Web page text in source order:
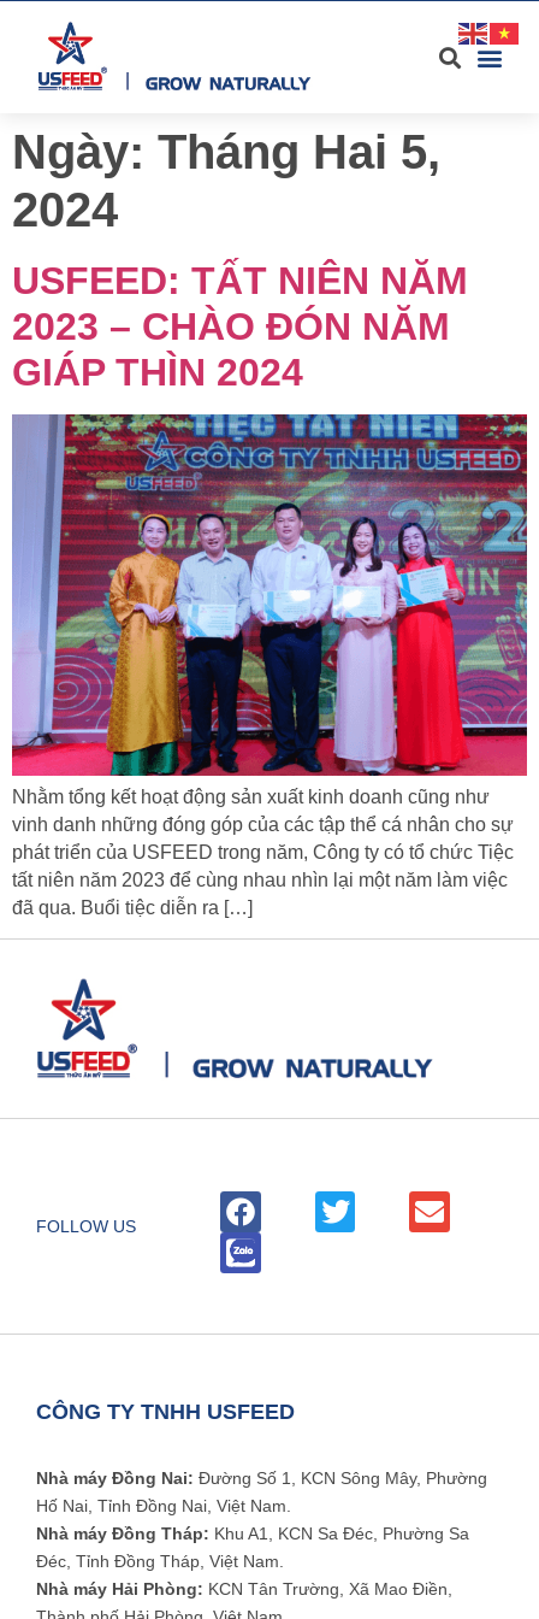
Ngày: Tháng Hai 5,
2024
USFEED: TẤT NIÊN NĂM
2023 – CHÀO ĐÓN NĂM
GIÁP THÌN 2024
Nhằm tổng kết hoạt động sản xuất kinh doanh cũng như
vinh danh những đóng góp của các tập thể cá nhân cho sự
phát triển của USFEED trong năm, Công ty có tổ chức Tiệc
tất niên năm 2023 để cùng nhau nhìn lại một năm làm việc
đã qua. Buổi tiệc diễn ra […]
FOLLOW US
CÔNG TY TNHH USFEED
Nhà máy Đồng Nai: Đường Số 1, KCN Sông Mây, Phường
Hố Nai, Tỉnh Đồng Nai, Việt Nam.
Nhà máy Đồng Tháp: Khu A1, KCN Sa Đéc, Phường Sa
Đéc, Tỉnh Đồng Tháp, Việt Nam.
Nhà máy Hải Phòng: KCN Tân Trường, Xã Mao Điền,